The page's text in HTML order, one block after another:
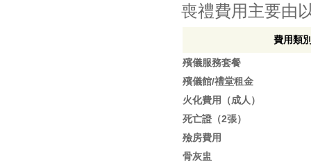
喪禮費用主要由
費用類
殯儀服務套餐
殯儀館/禮堂租金
火化費用（成人）
死亡證（2張）
殮房費用
骨灰盅